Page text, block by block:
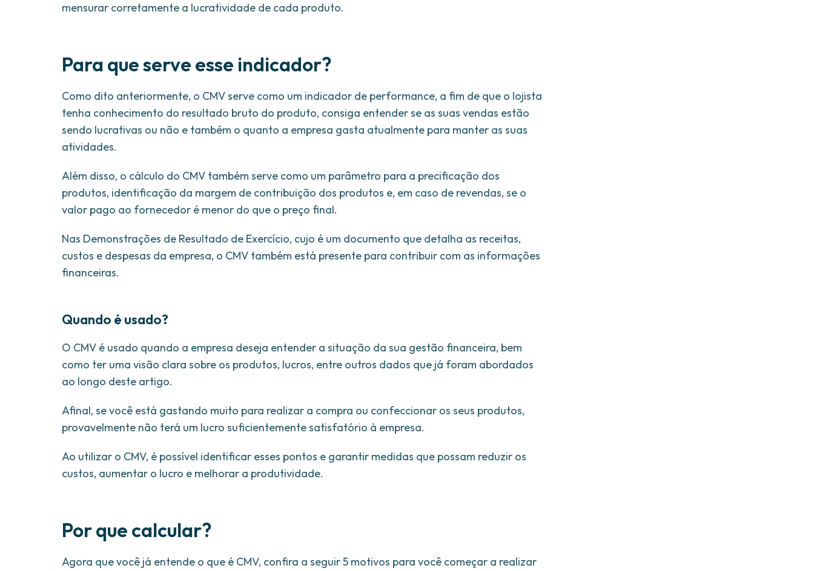
mensurar corretamente a lucratividade de cada produto.
Para que serve esse indicador?
Como dito anteriormente, o CMV serve como um indicador de performance, a fim de que o lojista
tenha conhecimento do resultado bruto do produto, consiga entender se as suas vendas estão
sendo lucrativas ou não e também o quanto a empresa gasta atualmente para manter as suas
atividades.
Além disso, o cálculo do CMV também serve como um parâmetro para a precificação dos
produtos, identificação da margem de contribuição dos produtos e, em caso de revendas, se o
valor pago ao fornecedor é menor do que o preço final.
Nas Demonstrações de Resultado de Exercício, cujo é um documento que detalha as receitas,
custos e despesas da empresa, o CMV também está presente para contribuir com as informações
financeiras.
Quando é usado?
O CMV é usado quando a empresa deseja entender a situação da sua gestão financeira, bem
como ter uma visão clara sobre os produtos, lucros, entre outros dados que já foram abordados
ao longo deste artigo.
Afinal, se você está gastando muito para realizar a compra ou confeccionar os seus produtos,
provavelmente não terá um lucro suficientemente satisfatório à empresa.
Ao utilizar o CMV, é possível identificar esses pontos e garantir medidas que possam reduzir os
custos, aumentar o lucro e melhorar a produtividade.
Por que calcular?
Agora que você já entende o que é CMV, confira a seguir 5 motivos para você começar a realizar